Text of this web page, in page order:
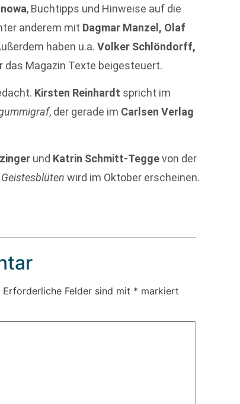
, Buchtipps und Hinweise auf die
anderem mit Dagmar Manzel, Olaf
haben u.a.Volker Schlöndorff,
das Magazin Texte beigesteuert.
Kirsten Reinhardt spricht im
, der gerade im Carlsen Verlag
und Katrin Schmitt-Teggevon der
Geistesblüten wird im Oktober erscheinen.
Erforderliche Felder sind mit * markiert